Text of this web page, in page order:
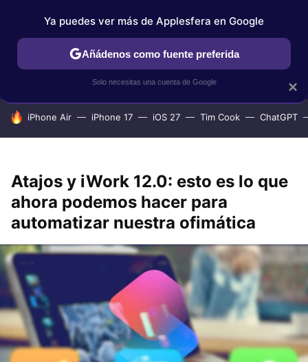
IPHONE TUTORIALES APPLESFERA SELECCIÓN
HOY SE HABLA DE
iPhone Air iPhone 17 iOS 27 Tim Cook ChatGPT
Atajos y iWork 12.0: esto es lo que
ahora podemos hacer para
automatizar nuestra ofimática
×
Ya puedes ver más de Applesfera en Google
Añádenos como fuente preferida
Solo necesitas una cuenta de Google